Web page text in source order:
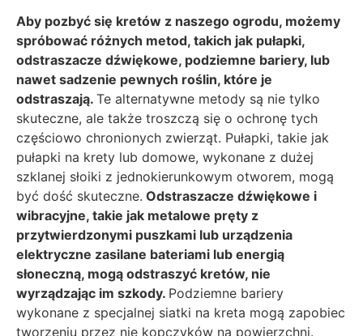
Aby pozbyć się kretów z naszego ogrodu, możemy
spróbować różnych metod, takich jak pułapki,
odstraszacze dźwiękowe, podziemne bariery, lub
nawet sadzenie pewnych roślin, które je
odstraszają. Te alternatywne metody są nie tylko
skuteczne, ale także troszczą się o ochronę tych
częściowo chronionych zwierząt. Pułapki, takie jak
pułapki na krety lub domowe, wykonane z dużej
szklanej słoiki z jednokierunkowym otworem, mogą
być dość skuteczne. Odstraszacze dźwiękowe i
wibracyjne, takie jak metalowe pręty z
przytwierdzonymi puszkami lub urządzenia
elektryczne zasilane bateriami lub energią
słoneczną, mogą odstraszyć kretów, nie
wyrządzając im szkody. Podziemne bariery
wykonane z specjalnej siatki na kreta mogą zapobiec
tworzeniu przez nie kopczyków na powierzchni.